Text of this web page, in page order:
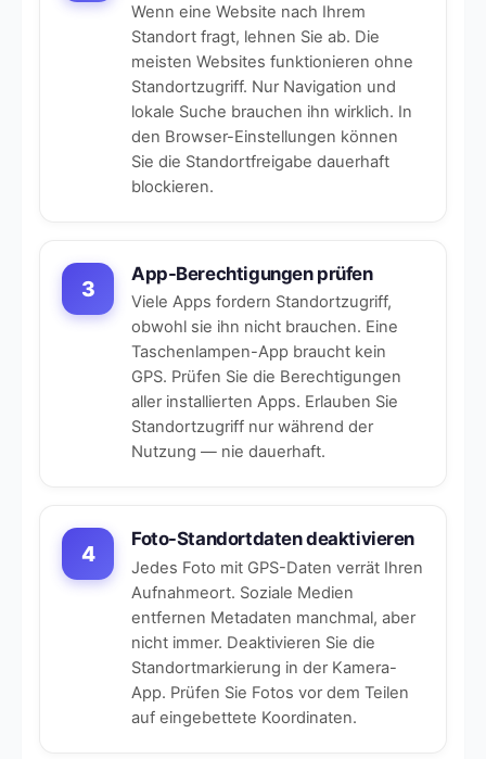
Wenn eine Website nach Ihrem
Standort fragt, lehnen Sie ab. Die
meisten Websites funktionieren ohne
Standortzugriff. Nur Navigation und
lokale Suche brauchen ihn wirklich. In
den Browser-Einstellungen können
Sie die Standortfreigabe dauerhaft
blockieren.
3
App-Berechtigungen prüfen
Viele Apps fordern Standortzugriff,
obwohl sie ihn nicht brauchen. Eine
Taschenlampen-App braucht kein
GPS. Prüfen Sie die Berechtigungen
aller installierten Apps. Erlauben Sie
Standortzugriff nur während der
Nutzung — nie dauerhaft.
4
Foto-Standortdaten deaktivieren
Jedes Foto mit GPS-Daten verrät Ihren
Aufnahmeort. Soziale Medien
entfernen Metadaten manchmal, aber
nicht immer. Deaktivieren Sie die
Standortmarkierung in der Kamera-
App. Prüfen Sie Fotos vor dem Teilen
auf eingebettete Koordinaten.